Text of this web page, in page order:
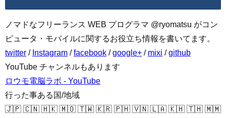
ノマドなフリーランス WEB プログラマ @ryomatsu がコン
ピュータ・モバイルに関するお役立ち情報を書いてます。
twitter / Instagram /facebook /google+ / mixi /github
YouTube チャンネルもあります
ロウモ電脳ラボ - YouTube
行った事ある国/地域
🇯🇵 🇨🇳 🇭🇰 🇲🇴 🇹🇼 🇰🇷 🇵🇭 🇻🇳 🇱🇦 🇰🇭 🇹🇭 🇲🇲